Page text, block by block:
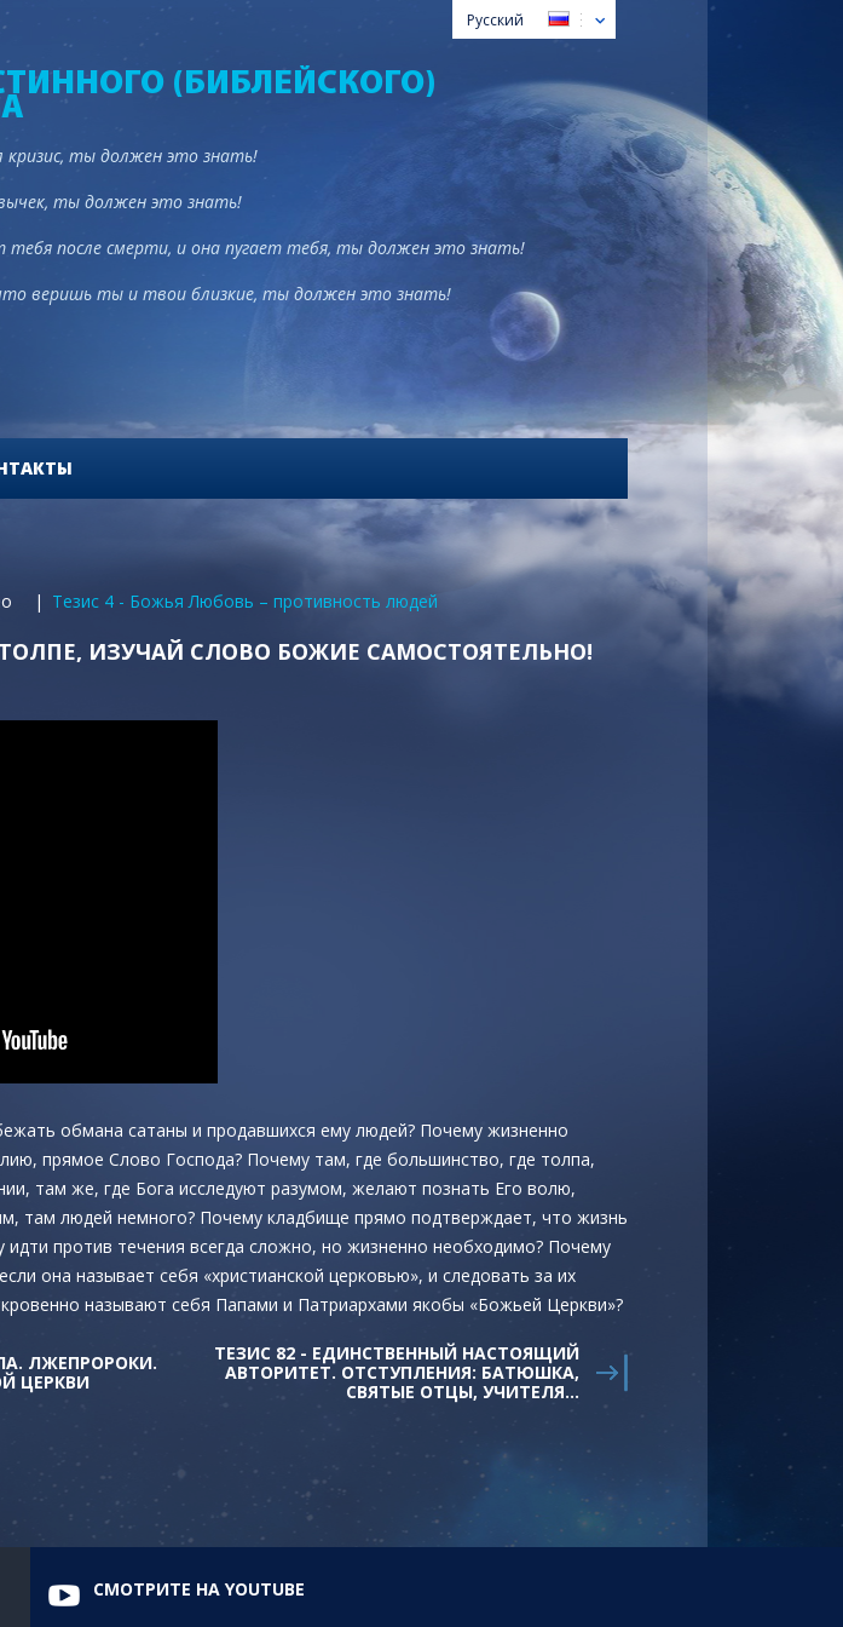
Русский
(БИБЛЕЙСКОГО)
кризис, ты должен это знать!
ты должен это знать!
после смерти, и она пугает тебя, ты должен это знать!
веришь ты и твои близкие, ты должен это знать!
Тезис 4 - Божья Любовь – противность людей
ИЗУЧАЙ СЛОВО БОЖИЕ САМОСТОЯТЕЛЬНО!
обмана сатаны и продавшихся ему людей? Почему жизненно
прямое Слово Господа? Почему там, где большинство, где толпа,
там же, где Бога исследуют разумом, желают познать Его волю,
там людей немного? Почему кладбище прямо подтверждает, что жизнь
идти против течения всегда сложно, но жизненно необходимо? Почему
она называет себя «христианской церковью», и следовать за их
называют себя Папами и Патриархами якобы «Божьей Церкви»?
ЛЖЕПРОРОКИ.
ЦЕРКВИ
ТЕЗИС 82 - ЕДИНСТВЕННЫЙ НАСТОЯЩИЙ
АВТОРИТЕТ. ОТСТУПЛЕНИЯ: БАТЮШКА,
СВЯТЫЕ ОТЦЫ, УЧИТЕЛЯ...
СМОТРИТЕ НА YOUTUBE